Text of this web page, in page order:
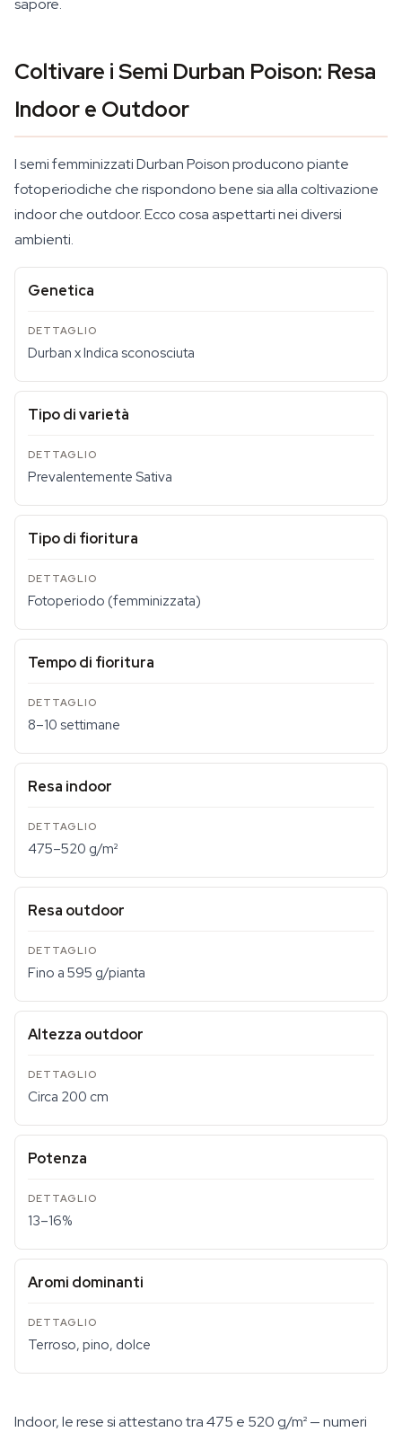
sapore.
Coltivare i Semi Durban Poison: Resa
Indoor e Outdoor
I semi femminizzati Durban Poison producono piante
fotoperiodiche che rispondono bene sia alla coltivazione
indoor che outdoor. Ecco cosa aspettarti nei diversi
ambienti.
Genetica
Durban x Indica sconosciuta
Tipo di varietà
Prevalentemente Sativa
Tipo di fioritura
Fotoperiodo (femminizzata)
Tempo di fioritura
8–10 settimane
Resa indoor
475–520 g/m²
Resa outdoor
Fino a 595 g/pianta
Altezza outdoor
Circa 200 cm
Potenza
13–16%
Aromi dominanti
Terroso, pino, dolce
Indoor, le rese si attestano tra 475 e 520 g/m² — numeri